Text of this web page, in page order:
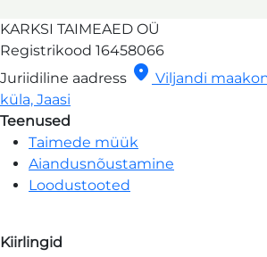
KARKSI TAIMEAED OÜ
Registrikood 16458066
Juriidiline aadress location_on Viljandi
küla, Jaasi
Teenused
Taimede müük
Aiandusnõustamine
Loodustooted
Kiirlingid